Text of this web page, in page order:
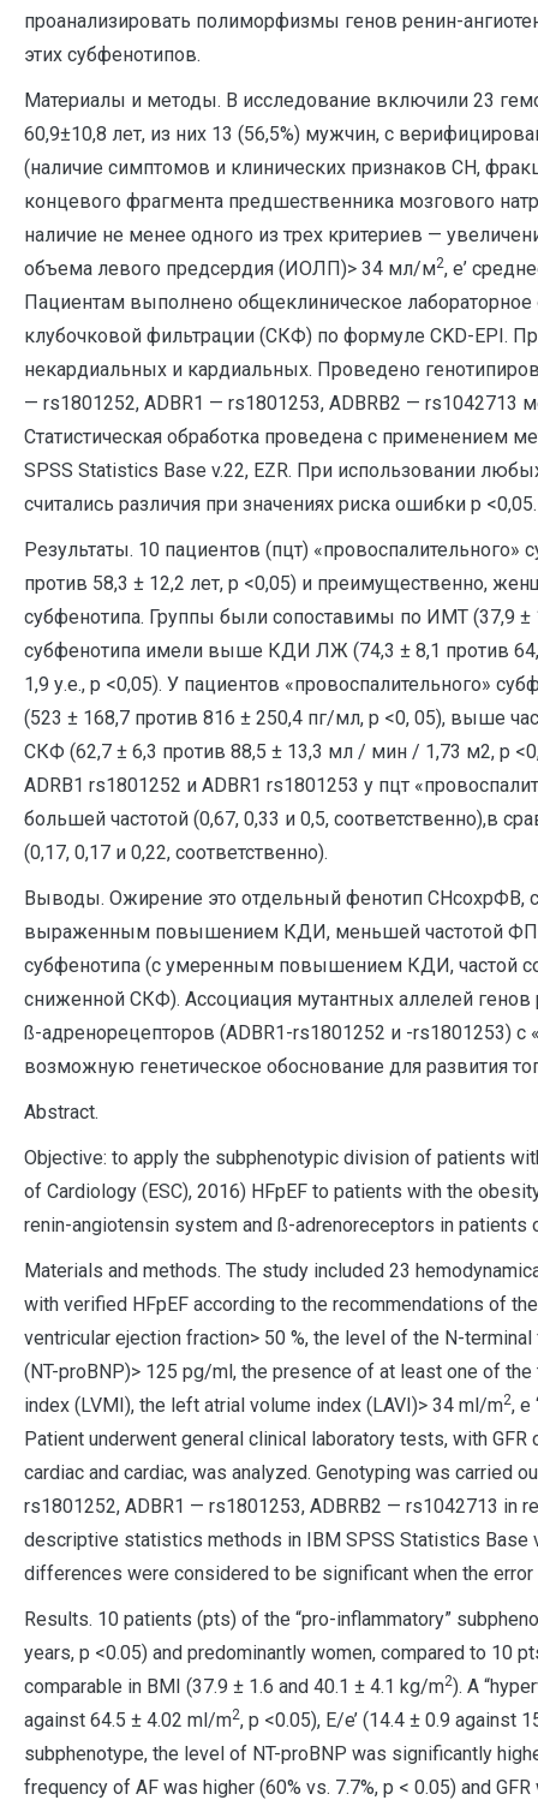
проанализировать полиморфизмы генов ренин-
этих субфенотипов.
Материалы и методы. В исследование включили 23
60,9±10,8 лет, из них 13 (56,5%) мужчин, с
(наличие симптомов и клинических признаков СН,
концевого фрагмента предшественника мозгового
наличие не менее одного из трех критериев —
объема левого предсердия (ИОЛП)> 34 мл/м2, е’
Пациентам выполнено общеклиническое
клубочковой фильтрации (СКФ) по формуле CKD-EPI.
некардиальных и кардиальных. Проведено
— rs1801252, ADBR1 — rs1801253, ADBRB2 —
Статистическая обработка проведена с применением
SPSS Statistics Base v.22, EZR. При использовании
считались различия при значениях риска ошибки р <0,05.
Результаты. 10 пациентов (пцт)
против 58,3 ± 12,2 лет, р <0,05) и преимущественно,
субфенотипа. Группы были сопоставимы по ИМТ (37,9 ±
субфенотипа имели выше КДИ ЛЖ (74,3 ± 8,1 против
1,9 у.е., р <0,05). У пациентов «провоспалительного»
(523 ± 168,7 против 816 ± 250,4 пг/мл, р <0, 05), выше
СКФ (62,7 ± 6,3 против 88,5 ± 13,3 мл / мин / 1,73 м2, р
ADRB1 rs1801252 и ADBR1 rs1801253 у пцт
большей частотой (0,67, 0,33 и 0,5, соответственно),в
(0,17, 0,17 и 0,22, соответственно).
Выводы. Ожирение это отдельный фенотип СНсохрФВ,
выраженным повышением КДИ, меньшей частотой ФП,
субфенотипа (с умеренным повышением КДИ, частой
сниженной СКФ). Ассоциация мутантных аллелей генов
ß-адренорецепторов (ADBR1-rs1801252 и -rs1801253)
возможную генетическое обоснование для развития
Abstract.
Objective: to apply the subphenotypic division of patients
of Cardiology (ESC), 2016) HFpEF to patients with the
renin-angiotensin system and ß-adrenoreceptors in patients
Materials and methods. The study included 23
with verified HFpEF according to the recommendations of
ventricular ejection fraction> 50 %, the level of the N-
(NT-proBNP)> 125 pg/ml, the presence of at least one of
index (LVMI), the left atrial volume index (LAVI)> 34 ml/m2, e
Patient underwent general clinical laboratory tests, with
cardiac and cardiac, was analyzed. Genotyping was carried
rs1801252, ADBR1 — rs1801253, ADBRB2 — rs1042713 in
descriptive statistics methods in IBM SPSS Statistics Base
differences were considered to be significant when the
Results. 10 patients (pts) of the “pro-inflammatory”
years, p <0.05) and predominantly women, compared to 10
comparable in BMI (37.9 ± 1.6 and 40.1 ± 4.1 kg/m2). A
against 64.5 ± 4.02 ml/m2, p <0.05), E/e’ (14.4 ± 0.9 against
subphenotype, the level of NT-proBNP was significantly
frequency of AF was higher (60% vs. 7.7%, p < 0.05) and